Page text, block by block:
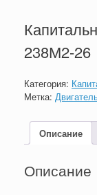
238М2-26
Категория:
Метка:
Описание
Описание